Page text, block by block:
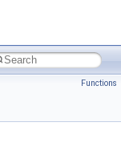
Functions